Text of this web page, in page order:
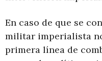
En caso de que se
militar imperialista
primera línea de